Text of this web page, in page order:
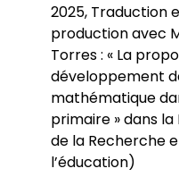
2025, Traduction
production avec
Torres : « La
développement
mathématique
primaire » dans la
de la Recherche
l’éducation)